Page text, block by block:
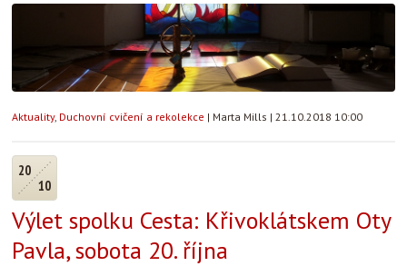
Aktuality, Duchovní cvičení a rekolekce | Marta Mills | 21.10.2018 10:00
20
10
Výlet spolku Cesta: Křivoklátskem Oty
Pavla, sobota 20. října